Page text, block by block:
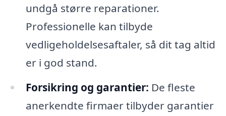
undgå større reparationer.
Professionelle kan tilbyde
vedligeholdelsesaftaler, så dit tag altid
er i god stand.
Forsikring og garantier: De fleste
anerkendte firmaer tilbyder garantier